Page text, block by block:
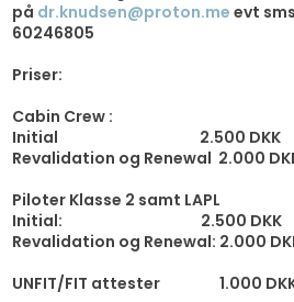
på dr.knudsen@proton.me evt
60246805
Priser:
Cabin Crew :
Initial 2.500 DKK
Revalidation og Renewal 2.000
Piloter Klasse 2 samt LAPL
Initial: 2.500 DKK
Revalidation og Renewal: 2.000
UNFIT/FIT attester 1.000